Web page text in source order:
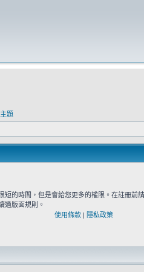
題
短的時間，但是會給您更多的權限。在註冊前
過版面規則。
使用條款 | 隱私政策